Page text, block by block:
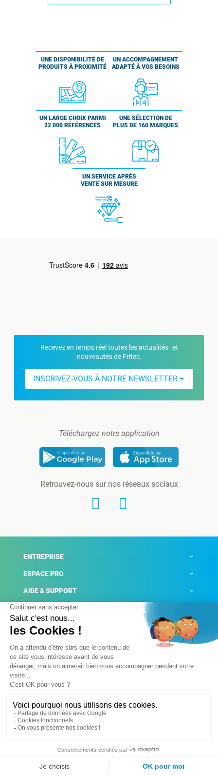
UNE DISPONIBILITÉ DE
PRODUITS À PROXIMITÉ
UN ACCOMPAGNEMENT
ADAPTÉ À VOS BESOINS
UN LARGE CHOIX PARMI
22 000 RÉFÉRENCES
UNE SÉLECTION DE
PLUS DE 160 MARQUES
UN SERVICE APRÈS
VENTE SUR MESURE
Recevez en temps réel toutes les actualités et
nouveautés de Fritec.
INSCRIVEZ-VOUS À NOTRE NEWSLETTER
Téléchargez notre application
Retrouvez-nous sur nos réseaux sociaux
ENTREPRISE
ESPACE PRO
AIDE & SUPPORT
ACTUALITÉS
Mentions légales
Conditions générales de ventes
Plateforme de signalement